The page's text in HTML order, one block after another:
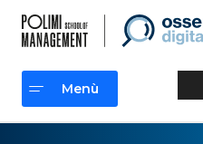
Menù
Menù